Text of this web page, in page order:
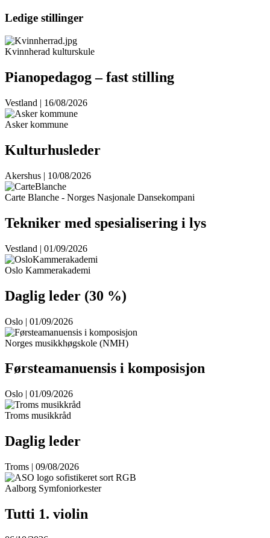
Ledige stillinger
Kvinnherad kulturskule
Pianopedagog – fast stilling
Vestland | 16/08/2026
Asker kommune
Kulturhusleder
Akershus | 10/08/2026
Carte Blanche - Norges Nasjonale Dansekompani
Tekniker med spesialisering i lys
Vestland | 01/09/2026
Oslo Kammerakademi
Daglig leder (30 %)
Oslo | 01/09/2026
Norges musikkhøgskole (NMH)
Førsteamanuensis i komposisjon
Oslo | 01/09/2026
Troms musikkråd
Daglig leder
Troms | 09/08/2026
Aalborg Symfoniorkester
Tutti 1. violin